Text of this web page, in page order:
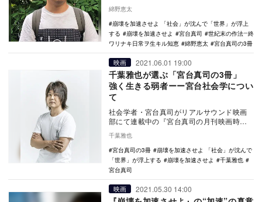
再構成を行い、書…
綿野恵太
崩壊を加速させよ 「社会」が沈んで「世界」が浮上
する
崩壊を加速させよ 宮台真司
世紀末の作法―終
ワリナキ日常ヲ生キル知恵
綿野恵太 宮台真司の3冊
映画 2021.06.01 19:00
千葉雅也が選ぶ「宮台真司の3冊」
強く生きる弱者ーー宮台社会学につい
て
社会学者・宮台真司がリアルサウンド映画
部にて連載中の『宮台真司の月刊映画時
評』などに掲載した映画評に大幅な加筆・
再構成を行い、書…
千葉雅也
宮台真司の3冊
崩壊を加速させよ 「社会」が沈んで
「世界」が浮上する
崩壊を加速させよ
千葉雅也
宮台真司
映画 2021.05.30 14:00